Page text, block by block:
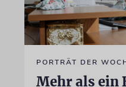
PORTRÄT DER
Mehr als ein